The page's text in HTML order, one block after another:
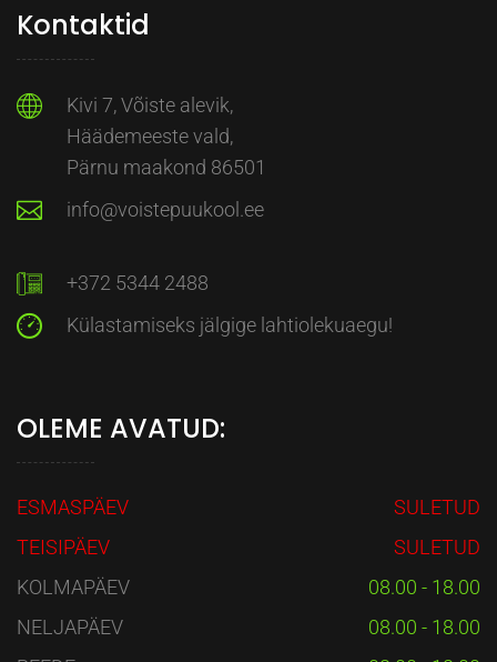
Kontaktid
Kivi 7, Võiste alevik,
Häädemeeste vald,
Pärnu maakond 86501
info@voistepuukool.ee
+372 5344 2488
Külastamiseks jälgige lahtiolekuaegu!
OLEME AVATUD:
ESMASPÄEV
SULETUD
TEISIPÄEV
SULETUD
KOLMAPÄEV
08.00 - 18.00
NELJAPÄEV
08.00 - 18.00